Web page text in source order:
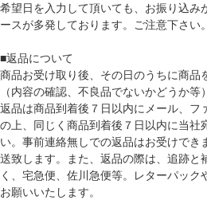
希望日を入力して頂いても、お振り込み
ースが多発しております。ご注意下さい。
■返品について
商品お受け取り後、その日のうちに商品
（内容の確認、不良品でないかどうか等）
返品は商品到着後７日以内にメール、フ
の上、同じく商品到着後７日以内に当社
い。事前連絡無しでの返品はお受けでき
送致します。また、返品の際は、追跡と
く、宅急便、佐川急便等。レターパック
お願いいたします。